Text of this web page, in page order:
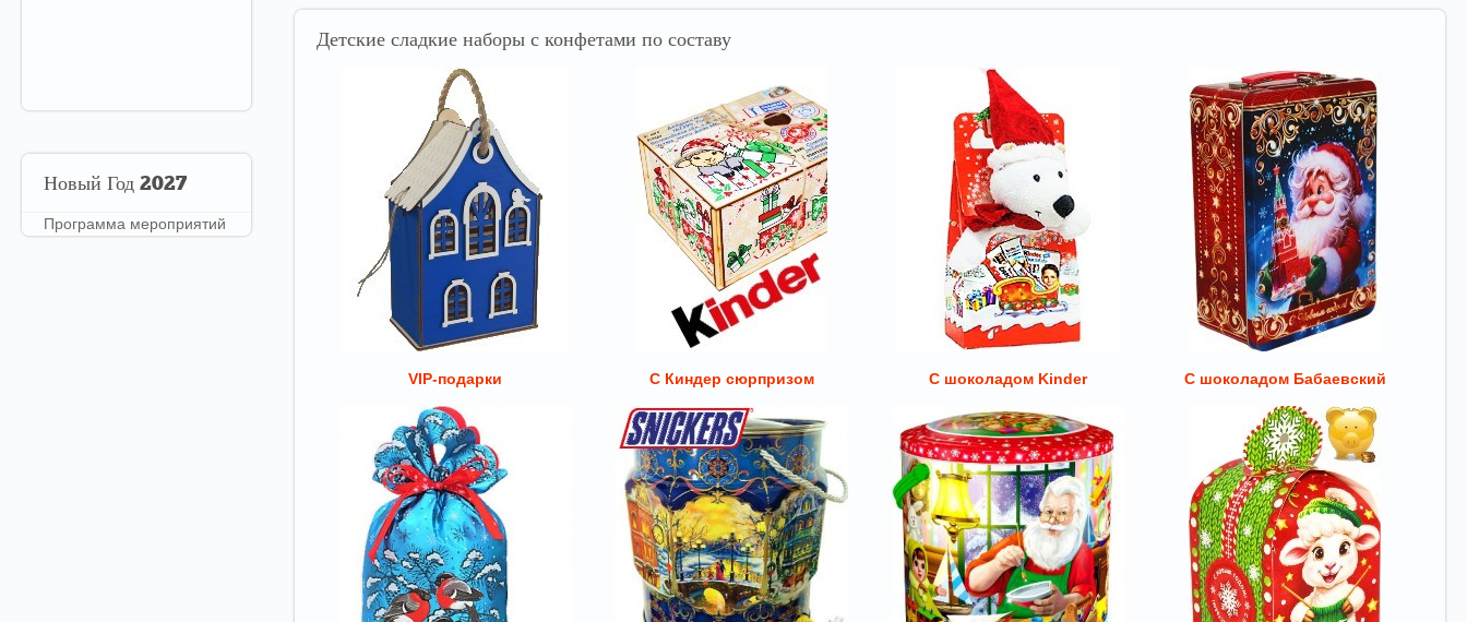
Детские сладкие наборы с конфетами по составу
VIP-подарки С Киндер сюрпризом С шоколадом Kinder С шоколадом Бабаевский
Новый Год 2027
Программа мероприятий